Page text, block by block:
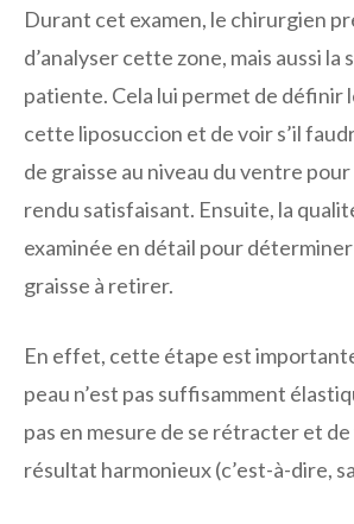
Durant cet examen, le chirurgien
d’analyser cette zone, mais aussi la
patiente. Cela lui permet de définir
cette liposuccion et de voir s’il
de graisse au niveau du ventre
rendu satisfaisant. Ensuite, la
examinée en détail pour
graisse à retirer.
En effet, cette étape est
peau n’est pas suffisamment
pas en mesure de se rétracter et
résultat harmonieux (c’est-à-dire,